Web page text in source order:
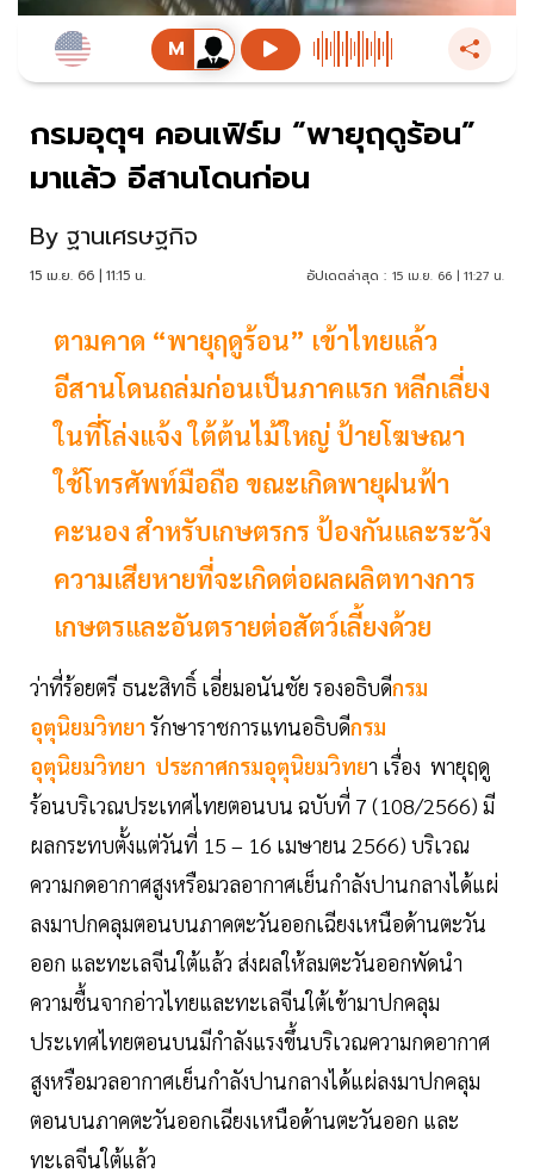
กรมอุตุฯ คอนเฟิร์ม “พายุฤดูร้อน”
มาแล้ว อีสานโดนก่อน
By ฐานเศรษฐกิจ
15 เม.ย. 66 | 11:15 น. อัปเดตล่าสุด : 15 เม.ย. 66 | 11:27 น.
ตามคาด “พายุฤดูร้อน” เข้าไทยแล้ว
อีสานโดนถล่มก่อนเป็นภาคแรก หลีกเลี่ยง
ในที่โล่งแจ้ง ใต้ต้นไม้ใหญ่ ป้ายโฆษณา
ใช้โทรศัพท์มือถือ ขณะเกิดพายุฝนฟ้า
คะนอง สำหรับเกษตรกร ป้องกันและระวัง
ความเสียหายที่จะเกิดต่อผลผลิตทางการ
เกษตรและอันตรายต่อสัตว์เลี้ยงด้วย
ว่าที่ร้อยตรี ธนะสิทธิ์ เอี่ยมอนันชัย รองอธิบดีกรม
อุตุนิยมวิทยา รักษาราชการแทนอธิบดีกรม
อุตุนิยมวิทยา ประกาศกรมอุตุนิยมวิทยา เรื่อง พายุฤดู
ร้อนบริเวณประเทศไทยตอนบน ฉบับที่ 7 (108/2566) มี
ผลกระทบตั้งแต่วันที่ 15 – 16 เมษายน 2566) บริเวณ
ความกดอากาศสูงหรือมวลอากาศเย็นกำลังปานกลางได้แผ่
ลงมาปกคลุมตอนบนภาคตะวันออกเฉียงเหนือด้านตะวัน
ออก และทะเลจีนใต้แล้ว ส่งผลให้ลมตะวันออกพัดนำ
ความชื้นจากอ่าวไทยและทะเลจีนใต้เข้ามาปกคลุม
ประเทศไทยตอนบนมีกำลังแรงขึ้นบริเวณความกดอากาศ
สูงหรือมวลอากาศเย็นกำลังปานกลางได้แผ่ลงมาปกคลุม
ตอนบนภาคตะวันออกเฉียงเหนือด้านตะวันออก และ
ทะเลจีนใต้แล้ว